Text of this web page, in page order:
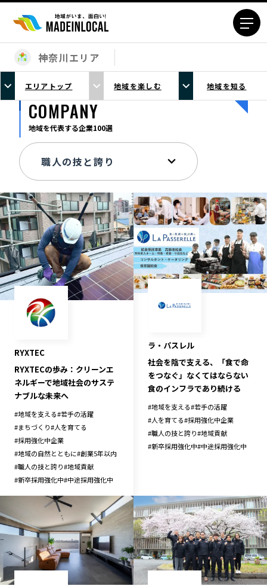
エリアから探す
北海道エリア
青森エリア
岩手エリア
秋田エリア
福島エリア
栃木エリア
埼玉エリア
千葉エリア
東京23区エリア
多摩エリア
神奈川エリア
新潟エリア
富山エリア
石川エリア
福井エリア
山梨エリア
長野エリア
岐阜エリア
静岡エリア
愛知エリア
三重エリア
北摂エリア
堺・泉州エリア
河内エリア
兵庫エリア
奈良エリア
和歌山エリア
鳥取エリア
島根エリア
岡山エリア
広島エリア
山口エリア
徳島エリア
香川エリア
高知エリア
佐賀エリア
長崎エリア
熊本エリア
大分エリア
宮崎エリア
鹿児島エリア
沖縄エリア
神奈川エリア
エリアトップ 地域を楽しむ 地域を知る
COMPANY
地域を代表する企業100選
RYXTEC
RYXTECの歩み：クリーンエ
ネルギーで地域社会のサステ
ナブルな未来へ
#地域を支える#若手の活躍
#まちづくり#人を育てる
#採用強化中企業
#地域の自然とともに#創業5年以内
#職人の技と誇り#地域貢献
#新卒採用強化中#中途採用強化中
ラ・パスレル
社会を陰で支える、「食で命
をつなぐ」なくてはならない
食のインフラであり続ける
#地域を支える#若手の活躍
#人を育てる#採用強化中企業
#職人の技と誇り#地域貢献
#新卒採用強化中#中途採用強化中